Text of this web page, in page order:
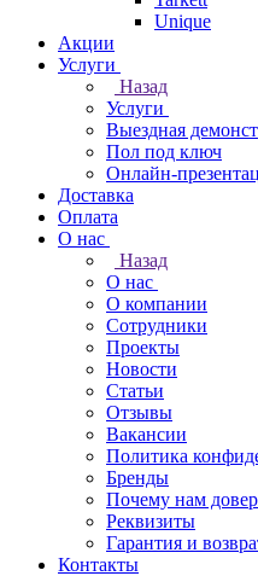
Unique
Акции
Услуги
Назад
Услуги
Выездная
Пол под ключ
Онлайн-
Доставка
Оплата
О нас
Назад
О нас
О компании
Сотрудники
Проекты
Новости
Статьи
Отзывы
Вакансии
Политика
Бренды
Почему нам
Реквизиты
Гарантия и
Контакты